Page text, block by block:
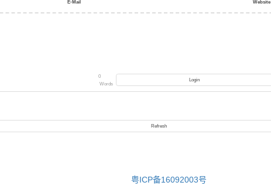
E-Mail Website
0
Words
Login
Refresh
粤ICP备16092003号